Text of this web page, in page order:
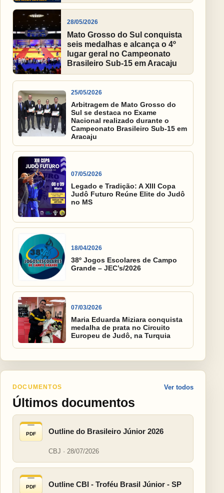
28/05/2026
Mato Grosso do Sul conquista
seis medalhas e alcança o 4º
lugar geral no Campeonato
Brasileiro Sub-15 em Aracaju
25/05/2026
Arbitragem de Mato Grosso do
Sul se destaca no Exame
Nacional realizado durante o
Campeonato Brasileiro Sub-15 em
Aracaju
07/05/2026
Legado e Tradição: A XIII Copa
Judô Futuro Reúne Elite do Judô
no MS
18/04/2026
38º Jogos Escolares de Campo
Grande – JEC’s/2026
07/03/2026
Maria Eduarda Miziara conquista
medalha de prata no Circuito
Europeu de Judô, na Turquia
DOCUMENTOS
Últimos documentos
Ver todos
PDF Outline do Brasileiro Júnior 2026
CBJ · 28/07/2026
PDF Outline CBI - Troféu Brasil Júnior - SP